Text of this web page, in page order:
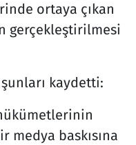
ortaya çıkan
gerçekleştirilmesi
kaydetti:
medya baskısına